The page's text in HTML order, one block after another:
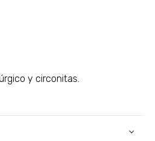
y circonitas.